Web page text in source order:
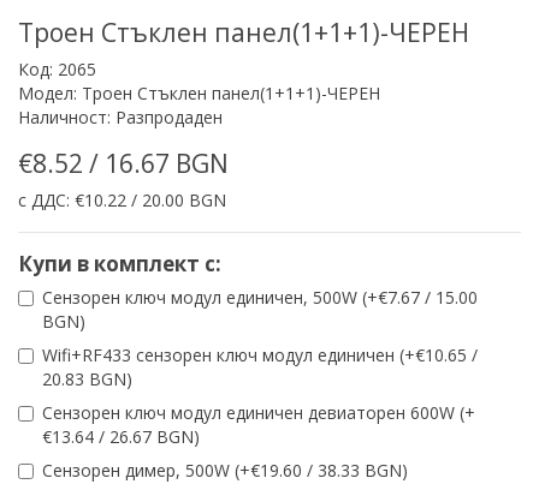
Троен Стъклен панел(1+1+1)-ЧЕРЕН
Код: 2065
Модел: Троен Стъклен панел(1+1+1)-ЧЕРЕН
Наличност: Разпродаден
€8.52 / 16.67 BGN
с ДДС: €10.22 / 20.00 BGN
Купи в комплект с:
Сензорен ключ модул единичен, 500W (+€7.67 / 15.00
BGN)
Wifi+RF433 сензорен ключ модул единичен (+€10.65 /
20.83 BGN)
Сензорен ключ модул единичен девиаторен 600W (+
€13.64 / 26.67 BGN)
Сензорен димер, 500W (+€19.60 / 38.33 BGN)